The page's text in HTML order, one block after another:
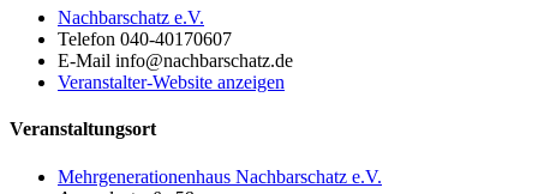
Nachbarschatz e.V.
Telefon 040-40170607
E-Mail info@nachbarschatz.de
Veranstalter-Website anzeigen
Veranstaltungsort
Mehrgenerationenhaus Nachbarschatz e.V.